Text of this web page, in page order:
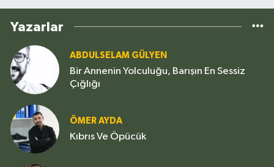
Yazarlar
ABDULSELAM GÜLYEN
Bir Annenin Yolculuğu, Barışın En Sessiz
Çığlığı
ÖMER AYDA
Kıbrıs Ve Öpücük